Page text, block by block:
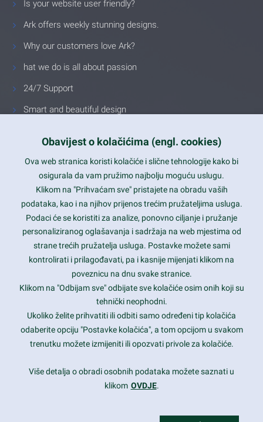
Is your website user friendly?
Ark offers weekly stunning designs.
Why our customers love Ark?
hat we do is all about passion
24/7 Support
Smart and beautiful design
Latest trends and much more...
Contact Info
1600 Amphitheatre Parkway, Mountain View, CA 94043
prothemes.net@gmail.com
Daily: 9:00 am - 6:00 pm
Sunday: Closed
Copyright 2017FRESHFACE© All Rights Reserved
Obavijest o kolačićima (engl. cookies)
Ova web stranica koristi kolačiće i slične tehnologije kako bi
osigurala da vam pružimo najbolju moguću uslugu.
Klikom na "Prihvaćam sve" pristajete na obradu vaših
podataka, kao i na njihov prijenos trećim pružateljima usluga.
Podaci će se koristiti za analize, ponovno ciljanje i pružanje
personaliziranog oglašavanja i sadržaja na web mjestima od
strane trećih pružatelja usluga. Postavke možete sami
kontrolirati i prilagođavati, pa i kasnije mijenjati klikom na
poveznicu na dnu svake stranice.
Klikom na "Odbijam sve" odbijate sve kolačiće osim onih koji su
tehnički neophodni.
Ukoliko želite prihvatiti ili odbiti samo određeni tip kolačića
odaberite opciju "Postavke kolačića", a tom opcijom u svakom
trenutku možete izmijeniti ili opozvati privole za kolačiće.
Više detalja o obradi osobnih podataka možete saznati u
klikom OVDJE.